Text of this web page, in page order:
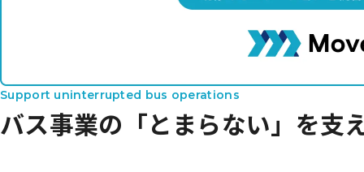
Support uninterrupted bus operations
バス事業の 「とまらない」を支